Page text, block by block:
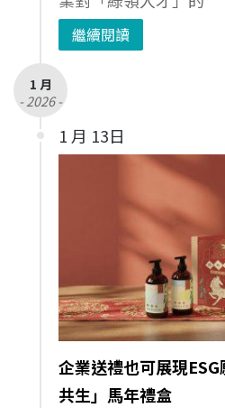
繼續閱讀
1 月
- 2026 -
1 月 13日
企業送禮也可展現
共生」馬年禮盒